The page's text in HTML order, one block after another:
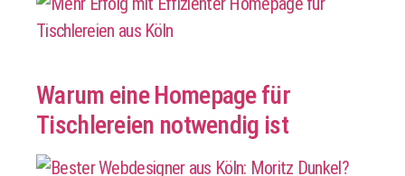
Warum eine Homepage für
Tischlereien notwendig ist